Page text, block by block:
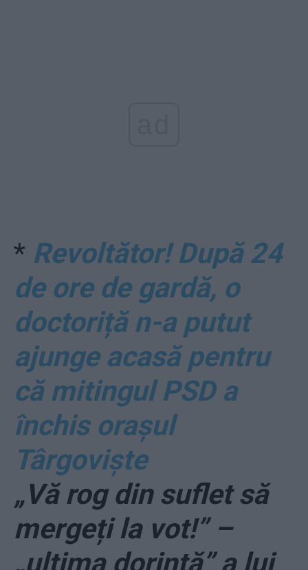
* Revoltător! După 24
de ore de gardă, o
doctoriță n-a putut
ajunge acasă pentru
că mitingul PSD a
închis orașul
Târgoviște
„Vă rog din suflet să
mergeți la vot!” –
„ultima dorință” a lui